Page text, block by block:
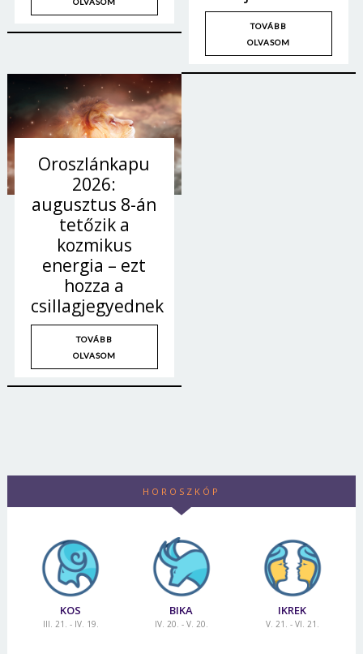
OLVASOM
TOVÁBB
OLVASOM
Oroszlánkapu
2026:
augusztus 8-án
tetőzik a
kozmikus
energia – ezt
hozza a
csillagjegyednek
TOVÁBB
OLVASOM
HOROSZKÓP
KOS
III. 21. - IV. 19.
BIKA
IV. 20. - V. 20.
IKREK
V. 21. - VI. 21.